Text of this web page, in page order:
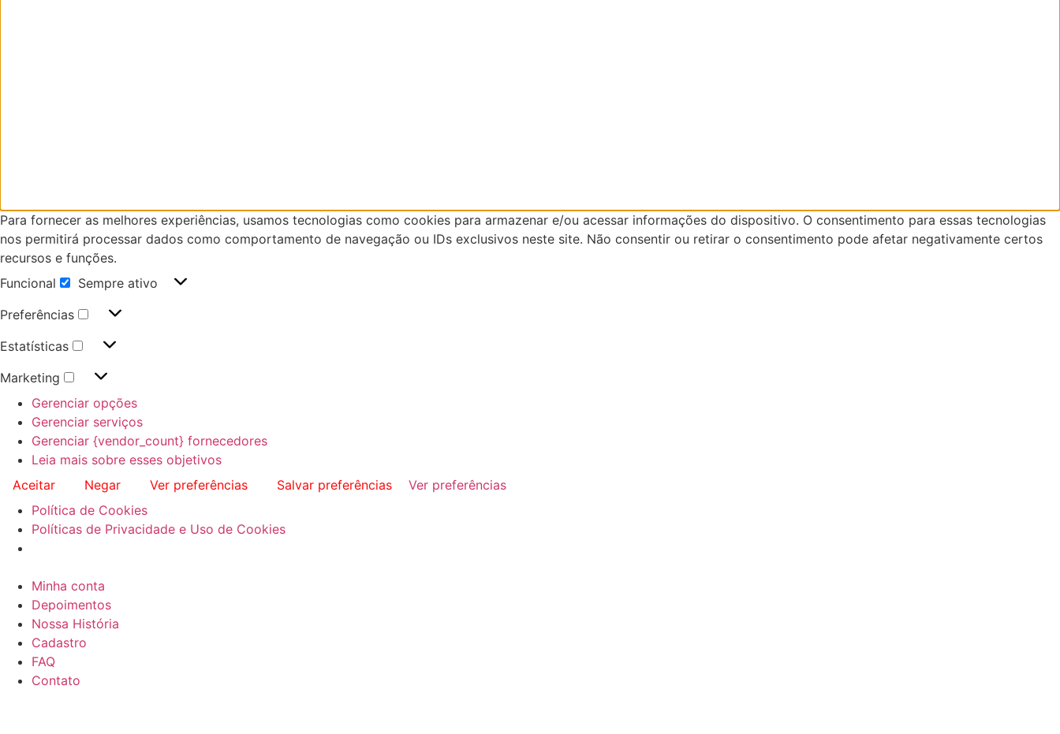
Para fornecer as melhores experiências, usamos tecnologias como cookies para armazenar e/ou acessar informações do dispositivo. O consentimento para essas tecnologias
nos permitirá processar dados como comportamento de navegação ou IDs exclusivos neste site. Não consentir ou retirar o consentimento pode afetar negativamente certos
recursos e funções.
Funcional
Sempre ativo
Preferências
Estatísticas
Marketing
Gerenciar opções
Gerenciar serviços
Gerenciar {vendor_count} fornecedores
Leia mais sobre esses objetivos
Aceitar
Negar Ver preferências Salvar preferências
Ver preferências
Política de Cookies
Políticas de Privacidade e Uso de Cookies
Minha conta
Depoimentos
Nossa História
Cadastro
FAQ
Contato